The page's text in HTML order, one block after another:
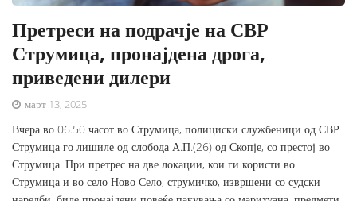
Претреси на подрачје на СВР
Струмица, пронајдена дрога,
приведени дилери
март 13, 2025
Вчера во 06.50 часот во Струмица, полициски службеници од СВР
Струмица го лишиле од слобода А.П.(26) од Скопје, со престој во
Струмица. При претрес на две локации, кои ги користи во
Струмица и во село Ново Село, струмичко, извршени со судски